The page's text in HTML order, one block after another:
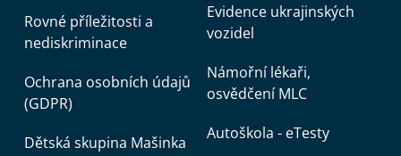
Rovné příležitosti a
nediskriminace
Ochrana osobních údajů
(GDPR)
Dětská skupina Mašinka
Evidence ukrajinských
vozidel
Námořní lékaři,
osvědčení MLC
Autoškola - eTesty